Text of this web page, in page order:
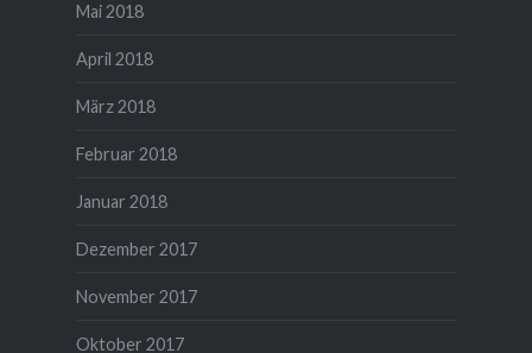
Mai 2018
April 2018
März 2018
Februar 2018
Januar 2018
Dezember 2017
November 2017
Oktober 2017